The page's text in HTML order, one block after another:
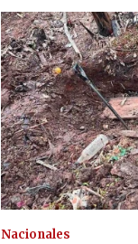
Nacionales